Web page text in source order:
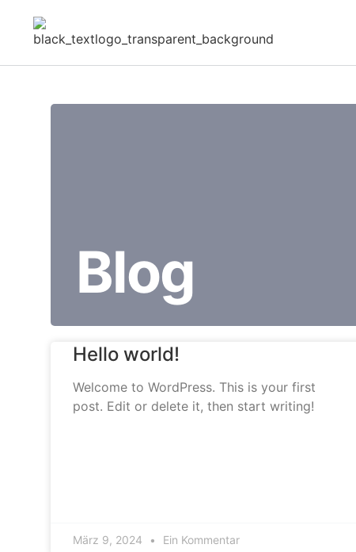
Blog
Hello world!
Welcome to WordPress. This is your first
post. Edit or delete it, then start writing!
März 9, 2024 Ein Kommentar